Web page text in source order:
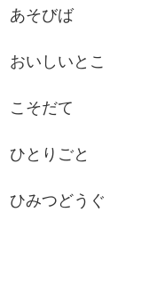
あそびば
おいしいとこ
こそだて
ひとりごと
ひみつどうぐ